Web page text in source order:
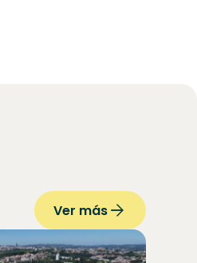
Ver más